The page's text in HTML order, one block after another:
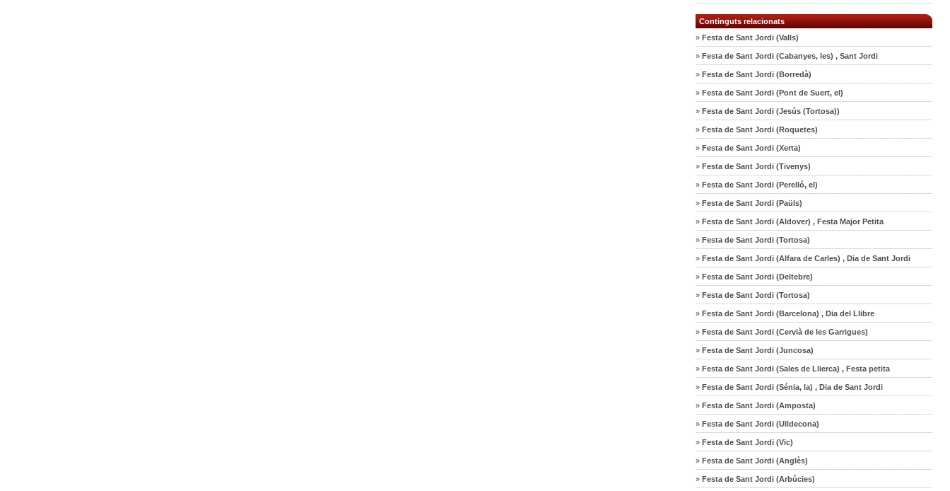
Continguts relacionats
» Festa de Sant Jordi (Valls)
» Festa de Sant Jordi (Cabanyes, les) , Sant Jordi
» Festa de Sant Jordi (Borredà)
» Festa de Sant Jordi (Pont de Suert, el)
» Festa de Sant Jordi (Jesús (Tortosa))
» Festa de Sant Jordi (Roquetes)
» Festa de Sant Jordi (Xerta)
» Festa de Sant Jordi (Tivenys)
» Festa de Sant Jordi (Perelló, el)
» Festa de Sant Jordi (Paüls)
» Festa de Sant Jordi (Aldover) , Festa Major Petita
» Festa de Sant Jordi (Tortosa)
» Festa de Sant Jordi (Alfara de Carles) , Dia de Sant Jordi
» Festa de Sant Jordi (Deltebre)
» Festa de Sant Jordi (Tortosa)
» Festa de Sant Jordi (Barcelona) , Dia del Llibre
» Festa de Sant Jordi (Cervià de les Garrigues)
» Festa de Sant Jordi (Juncosa)
» Festa de Sant Jordi (Sales de Llierca) , Festa petita
» Festa de Sant Jordi (Sénia, la) , Dia de Sant Jordi
» Festa de Sant Jordi (Amposta)
» Festa de Sant Jordi (Ulldecona)
» Festa de Sant Jordi (Vic)
» Festa de Sant Jordi (Anglès)
» Festa de Sant Jordi (Arbúcies)